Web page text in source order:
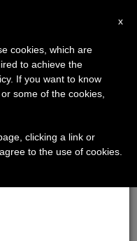
×
haremos la pausa
periodo de verano
y también el
x
cookies, which are
to achieve the
If you want to know
some of the cookies,
clicking a link or
to the use of cookies.